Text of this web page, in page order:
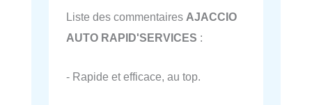
Liste des commentaires AJACCIO
AUTO RAPID'SERVICES :
- Rapide et efficace, au top.